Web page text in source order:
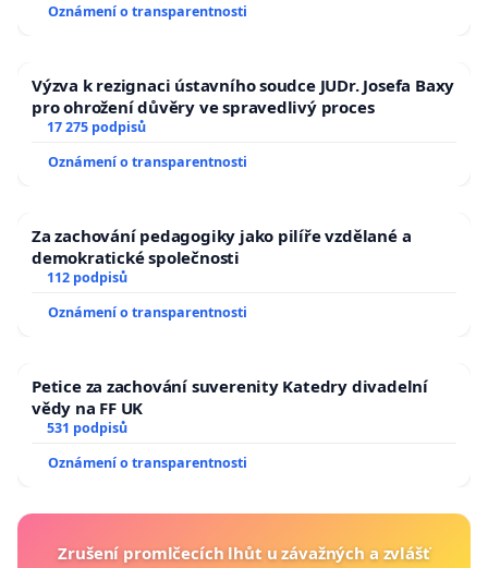
Oznámení o transparentnosti
Výzva k rezignaci ústavního soudce JUDr. Josefa Baxy
pro ohrožení důvěry ve spravedlivý proces
17 275 podpisů
Oznámení o transparentnosti
Za zachování pedagogiky jako pilíře vzdělané a
demokratické společnosti
112 podpisů
Oznámení o transparentnosti
Petice za zachování suverenity Katedry divadelní
vědy na FF UK
531 podpisů
Oznámení o transparentnosti
Zrušení promlčecích lhůt u závažných a zvlášť